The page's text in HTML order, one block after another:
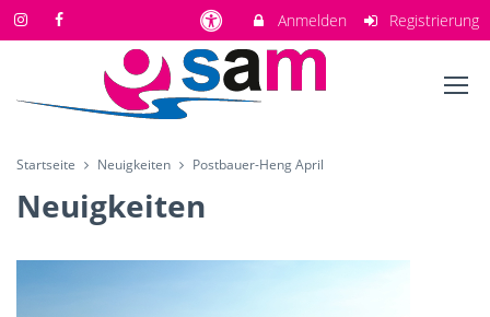
Anmelden Registrierung
Startseite Neuigkeiten Postbauer-Heng April
Neuigkeiten